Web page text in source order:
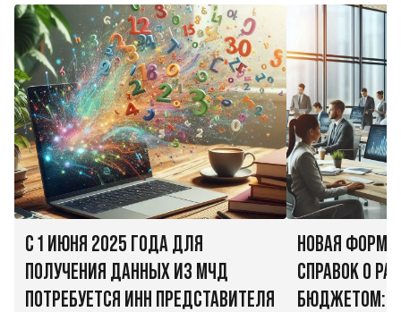
С 1 ИЮНЯ 2025 ГОДА ДЛЯ
ПОЛУЧЕНИЯ ДАННЫХ ИЗ МЧД
ПОТРЕБУЕТСЯ ИНН ПРЕДСТАВИТЕЛЯ
НОВАЯ
СПРАВОК О
БЮДЖЕТОМ: